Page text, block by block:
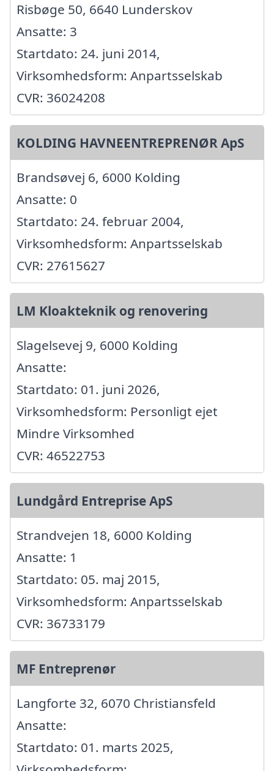
Risbøge 50, 6640 Lunderskov
Ansatte: 3
Startdato: 24. juni 2014,
Virksomhedsform: Anpartsselskab
CVR: 36024208
KOLDING HAVNEENTREPRENØR ApS
Brandsøvej 6, 6000 Kolding
Ansatte: 0
Startdato: 24. februar 2004,
Virksomhedsform: Anpartsselskab
CVR: 27615627
LM Kloakteknik og renovering
Slagelsevej 9, 6000 Kolding
Ansatte:
Startdato: 01. juni 2026,
Virksomhedsform: Personligt ejet
Mindre Virksomhed
CVR: 46522753
Lundgård Entreprise ApS
Strandvejen 18, 6000 Kolding
Ansatte: 1
Startdato: 05. maj 2015,
Virksomhedsform: Anpartsselskab
CVR: 36733179
MF Entreprenør
Langforte 32, 6070 Christiansfeld
Ansatte:
Startdato: 01. marts 2025,